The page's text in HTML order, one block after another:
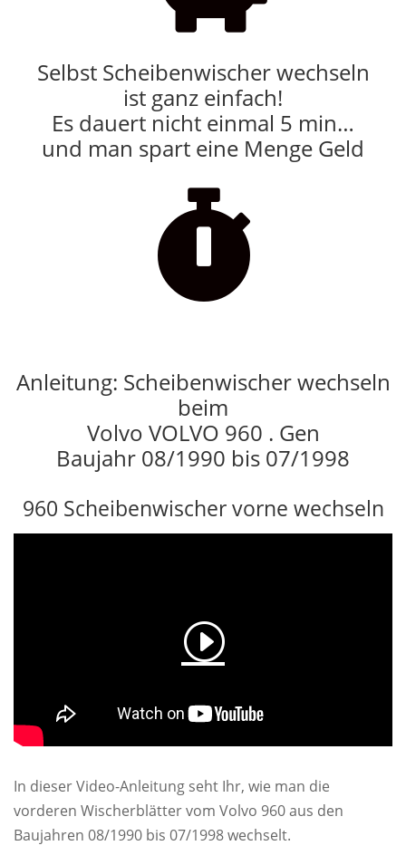
Selbst Scheibenwischer wechseln
ist ganz einfach!
Es dauert nicht einmal 5 min…
und man spart eine Menge Geld

Anleitung: Scheibenwischer wechseln
beim
Volvo VOLVO 960 . Gen
Baujahr 08/1990 bis 07/1998
960 Scheibenwischer vorne wechseln
In dieser Video-Anleitung seht Ihr, wie man die
vorderen Wischerblätter vom Volvo 960 aus den
Baujahren 08/1990 bis 07/1998 wechselt.